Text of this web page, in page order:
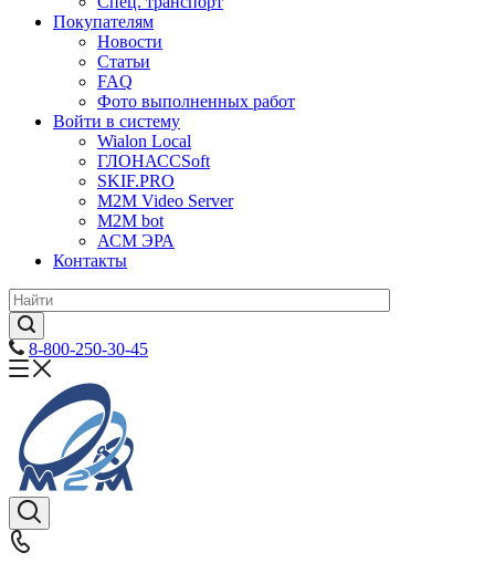
Покупателям
Новости
Статьи
FAQ
Фото выполненных работ
Войти в систему
Wialon Local
ГЛОНАССSoft
SKIF.PRO
M2M Video Server
М2М bot
АСМ ЭРА
Контакты
8-800-250-30-45